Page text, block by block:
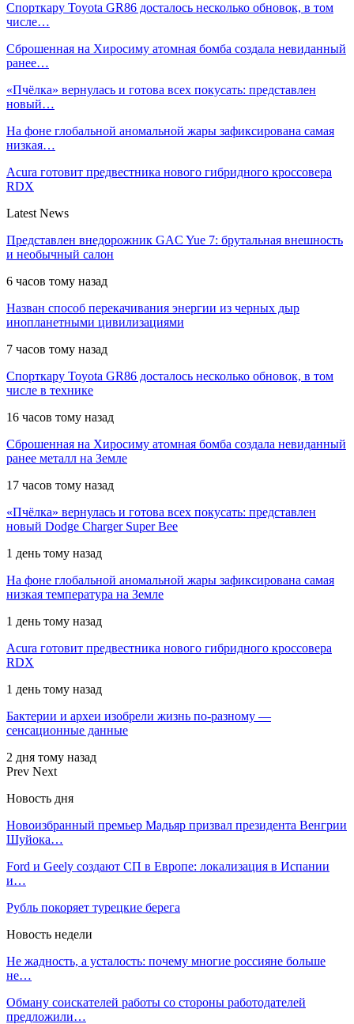
Спорткару Toyota GR86 досталось несколько обновок, в том
числе…
Сброшенная на Хиросиму атомная бомба создала невиданный
ранее…
«Пчёлка» вернулась и готова всех покусать: представлен
новый…
На фоне глобальной аномальной жары зафиксирована самая
низкая…
Acura готовит предвестника нового гибридного кроссовера
RDX
Latest News
Представлен внедорожник GAC Yue 7: брутальная внешность
и необычный салон
6 часов тому назад
Назван способ перекачивания энергии из черных дыр
инопланетными цивилизациями
7 часов тому назад
Спорткару Toyota GR86 досталось несколько обновок, в том
числе в технике
16 часов тому назад
Сброшенная на Хиросиму атомная бомба создала невиданный
ранее металл на Земле
17 часов тому назад
«Пчёлка» вернулась и готова всех покусать: представлен
новый Dodge Charger Super Bee
1 день тому назад
На фоне глобальной аномальной жары зафиксирована самая
низкая температура на Земле
1 день тому назад
Acura готовит предвестника нового гибридного кроссовера
RDX
1 день тому назад
Бактерии и археи изобрели жизнь по-разному —
сенсационные данные
2 дня тому назад
Prev Next
Новость дня
Новоизбранный премьер Мадьяр призвал президента Венгрии
Шуйока…
Ford и Geely создают СП в Европе: локализация в Испании
и…
Рубль покоряет турецкие берега
Новость недели
Не жадность, а усталость: почему многие россияне больше
не…
Обману соискателей работы со стороны работодателей
предложили…